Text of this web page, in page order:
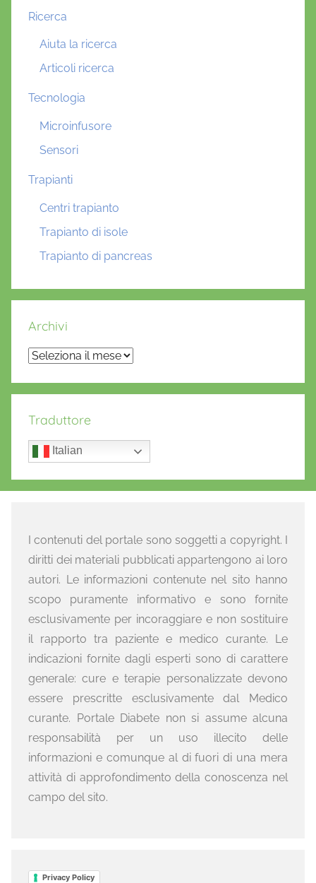
Ricerca
Aiuta la ricerca
Articoli ricerca
Tecnologia
Microinfusore
Sensori
Trapianti
Centri trapianto
Trapianto di isole
Trapianto di pancreas
Archivi
Archivi
Traduttore
Italian
I contenuti del portale sono soggetti a copyright. I
diritti dei materiali pubblicati appartengono ai loro
autori. Le informazioni contenute nel sito hanno
scopo puramente informativo e sono fornite
esclusivamente per incoraggiare e non sostituire
il rapporto tra paziente e medico curante. Le
indicazioni fornite dagli esperti sono di carattere
generale: cure e terapie personalizzate devono
essere prescritte esclusivamente dal Medico
curante. Portale Diabete non si assume alcuna
responsabilità per un uso illecito delle
informazioni e comunque al di fuori di una mera
attività di approfondimento della conoscenza nel
campo del sito.
Privacy Policy